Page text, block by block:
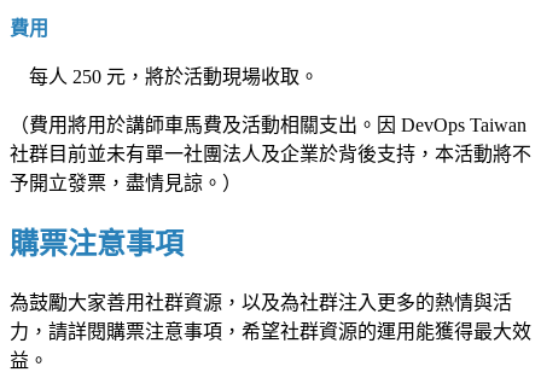
費用
每人 250 元，將於活動現場收取。
（費用將用於講師車馬費及活動相關支出。因 DevOps Taiwan
社群目前並未有單一社團法人及企業於背後支持，本活動將不
予開立發票，盡情見諒。）
購票注意事項
為鼓勵大家善用社群資源，以及為社群注入更多的熱情與活
力，請詳閱購票注意事項，希望社群資源的運用能獲得最大效
益。